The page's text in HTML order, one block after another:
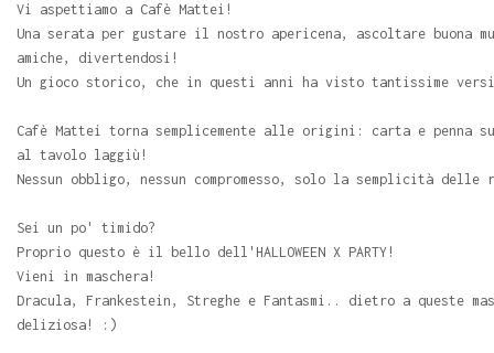
Vi aspettiamo a Cafè Mattei!
Una serata per gustare il nostro apericena, ascoltare buona
amiche, divertendosi!
Un gioco storico, che in questi anni ha visto tantissime
Cafè Mattei torna semplicemente alle origini: carta e
al tavolo laggiù!
Nessun obbligo, nessun compromesso, solo la semplicità
Sei un po' timido?
Proprio questo è il bello dell'HALLOWEEN X PARTY!
Vieni in maschera!
Dracula, Frankestein, Streghe e Fantasmi.. dietro a queste
deliziosa! :)